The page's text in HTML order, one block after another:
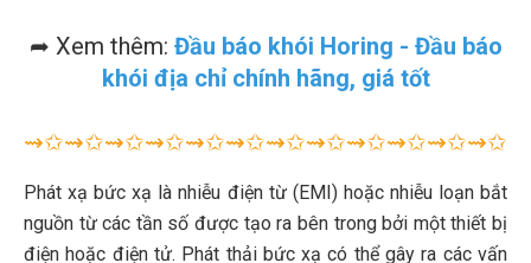
➦ Xem thêm: Đầu báo khói Horing - Đầu báo
khói địa chỉ chính hãng, giá tốt
⇝✩⇝✩⇝✩⇝✩⇝✩⇝✩⇝✩⇝✩⇝✩⇝✩⇝✩⇝✩⇝
Phát xạ bức xạ là nhiễu điện từ (EMI) hoặc nhiễu loạn bắt
nguồn từ các tần số được tạo ra bên trong bởi một thiết bị
điện hoặc điện tử. Phát thải bức xạ có thể gây ra các vấn